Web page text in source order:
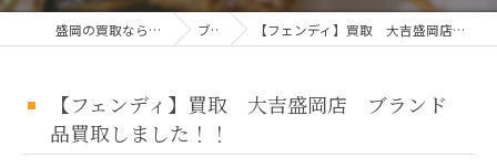
盛岡の買取なら買取大吉 盛岡店 ブログ 【フェンディ】買取 大吉盛岡店 ブランド品買取しました！！
【フェンディ】買取 大吉盛岡店 ブランド
品買取しました！！